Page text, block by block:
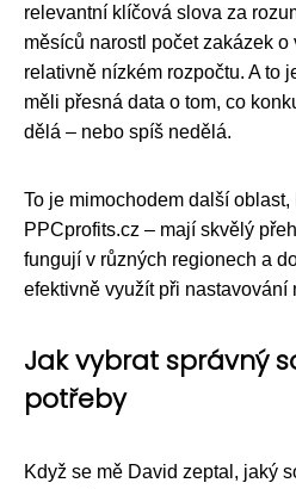
relevantní klíčová slova za
měsíců narostl počet zakázek o
relativně nízkém rozpočtu. A to
měli přesná data o tom, co
dělá – nebo spíš nedělá.
To je mimochodem další oblast,
PPCprofits.cz – mají skvělý
fungují v různých regionech a
efektivně využít při nastavování
Jak vybrat správný
potřeby
Když se mě David zeptal, jaký